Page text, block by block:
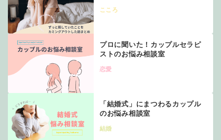
こころ
プロに聞いた！カップルセラピ
ストのお悩み相談室
恋愛
「結婚式」にまつわるカップル
のお悩み相談室
結婚